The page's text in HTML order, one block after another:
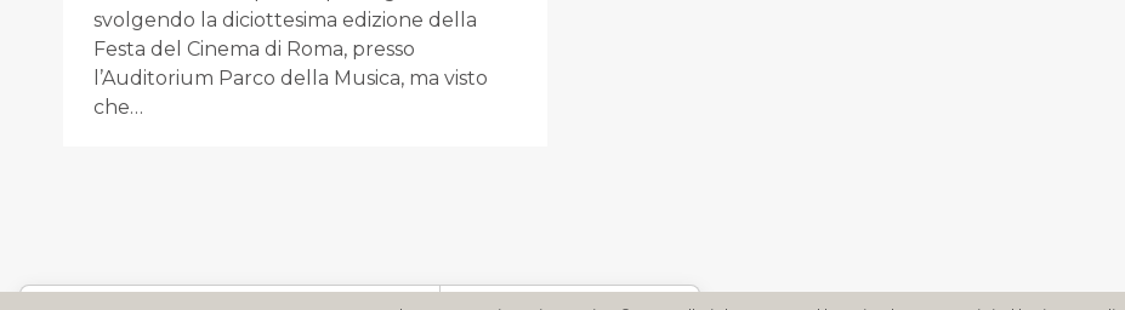
svolgendo la diciottesima edizione della
Festa del Cinema di Roma, presso
l’Auditorium Parco della Musica, ma visto
che…